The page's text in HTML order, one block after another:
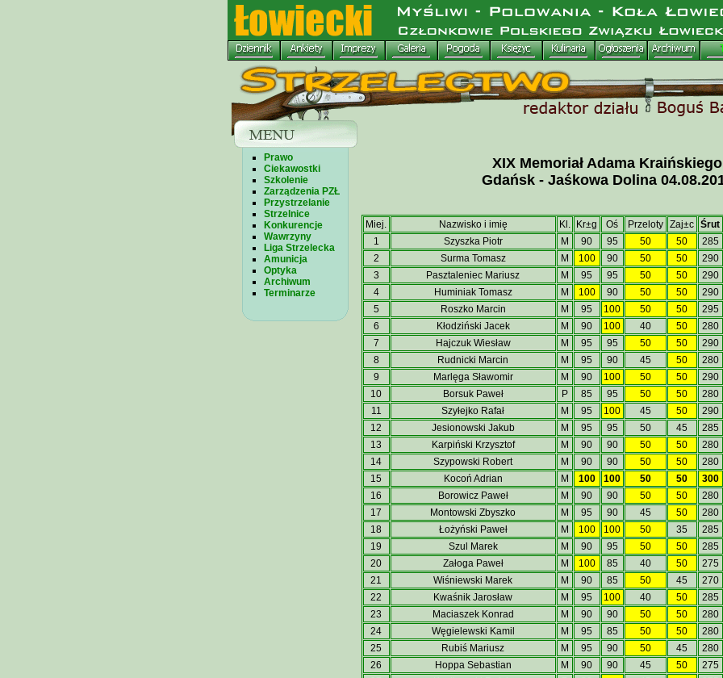
Prawo
Ciekawostki
Szkolenie
Zarządzenia PZŁ
Przystrzelanie
Strzelnice
Konkurencje
Wawrzyny
Liga Strzelecka
Amunicja
Optyka
Archiwum
Terminarze
XIX Memoriał Adama Kraińskiego
Gdańsk - Jaśkowa Dolina
Miej. Nazwisko i imię Kl. Kr±g Oś Przeloty Zaj±c Śrut
1
Szyszka Piotr M 90 95 50 50
285
2
Surma Tomasz M 100 90 50 50
290
3
Pasztaleniec Mariusz M 95 95 50 50
290
4
Huminiak Tomasz M 100 90 50 50
290
5
Roszko Marcin M 95 100 50 50
295
6
Kłodziński Jacek M 90 100 40 50
280
7
Hajczuk Wiesław M 95 95 50 50
290
8
Rudnicki Marcin M 95 90 45 50
280
9
Marlęga Sławomir M 90 100 50 50
290
10
Borsuk Paweł P 85 95 50 50
280
11
Szyłejko Rafał M 95 100 45 50
290
12
Jesionowski Jakub M 95 95 50 45
285
13
Karpiński Krzysztof M 90 90 50 50
280
14
Szypowski Robert M 90 90 50 50
280
15
Kocoń Adrian M 100 100 50 50
300
16
Borowicz Paweł M 90 90 50 50
280
17
Montowski Zbyszko M 95 90 45 50
280
18
Łożyński Paweł M 100 100 50 35
285
19
Szul Marek M 90 95 50 50
285
20
Załoga Paweł M 100 85 40 50
275
21
Wiśniewski Marek M 90 85 50 45
270
22
Kwaśnik Jarosław M 95 100 40 50
285
23
Maciaszek Konrad M 90 90 50 50
280
24
Węgielewski Kamil M 95 85 50 50
280
25
Rubiś Mariusz M 95 90 50 45
280
26
Hoppa Sebastian M 90 90 45 50
275